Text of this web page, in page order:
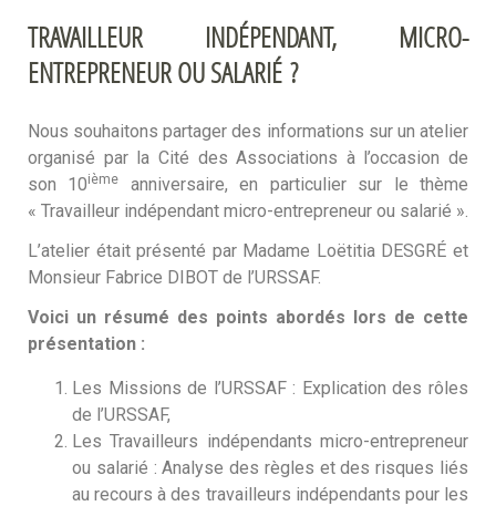
TRAVAILLEUR INDÉPENDANT, MICRO-
ENTREPRENEUR OU SALARIÉ ?
Nous souhaitons partager des informations sur un atelier
organisé par la Cité des Associations à l’occasion de
son 10ième
anniversaire, en particulier sur le thème
« Travailleur indépendant micro-entrepreneur ou salarié ».
L’atelier était présenté par Madame Loëtitia DESGRÉ et
Monsieur Fabrice DIBOT de l’URSSAF.
Voici un résumé des points abordés lors de cette
présentation :
Les Missions de l’URSSAF : Explication des rôles
de l’URSSAF,
Les Travailleurs indépendants micro-entrepreneur
ou salarié : Analyse des règles et des risques liés
au recours à des travailleurs indépendants pour les